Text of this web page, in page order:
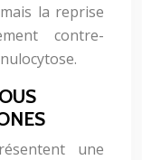
la reprise
contre-
une